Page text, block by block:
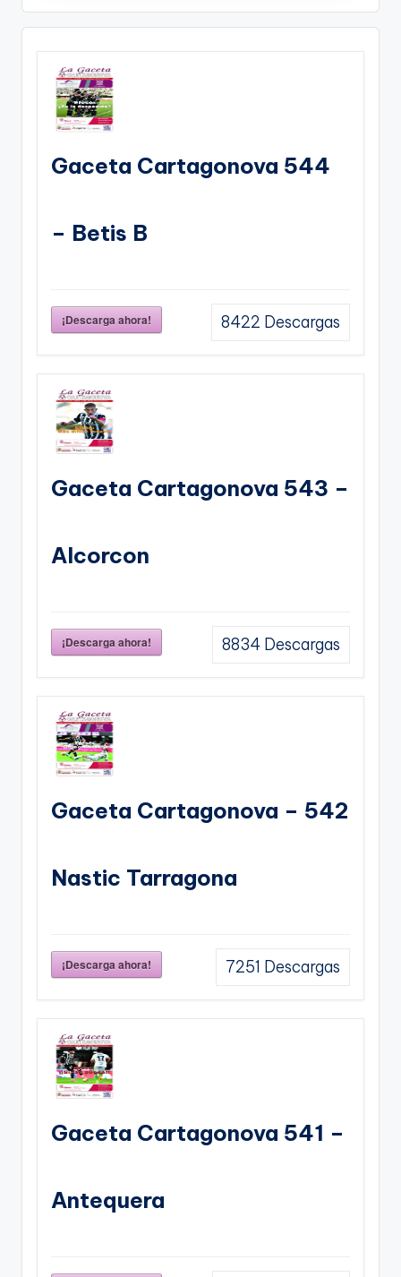
Gaceta Cartagonova 544
– Betis B
¡Descarga ahora! 8422 Descargas
Gaceta Cartagonova 543 –
Alcorcon
¡Descarga ahora! 8834 Descargas
Gaceta Cartagonova – 542
Nastic Tarragona
¡Descarga ahora! 7251 Descargas
Gaceta Cartagonova 541 –
Antequera